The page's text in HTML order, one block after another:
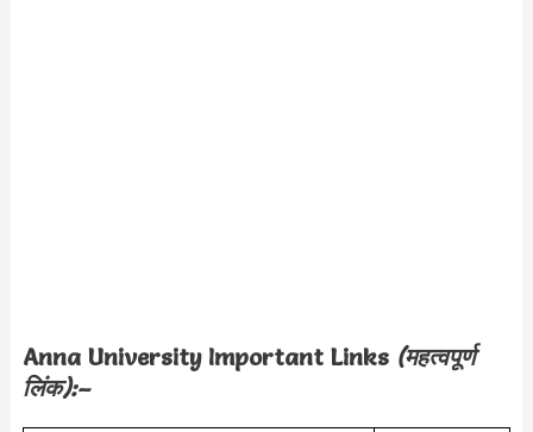
Anna University Important Links (महत्वपूर्ण
लिंक):–